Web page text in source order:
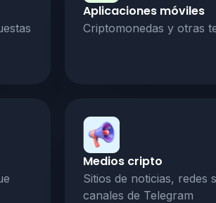
Aplicaciones móviles
Criptomonedas y otras
Medios cripto
Sitios de noticias, redes
canales de Telegram